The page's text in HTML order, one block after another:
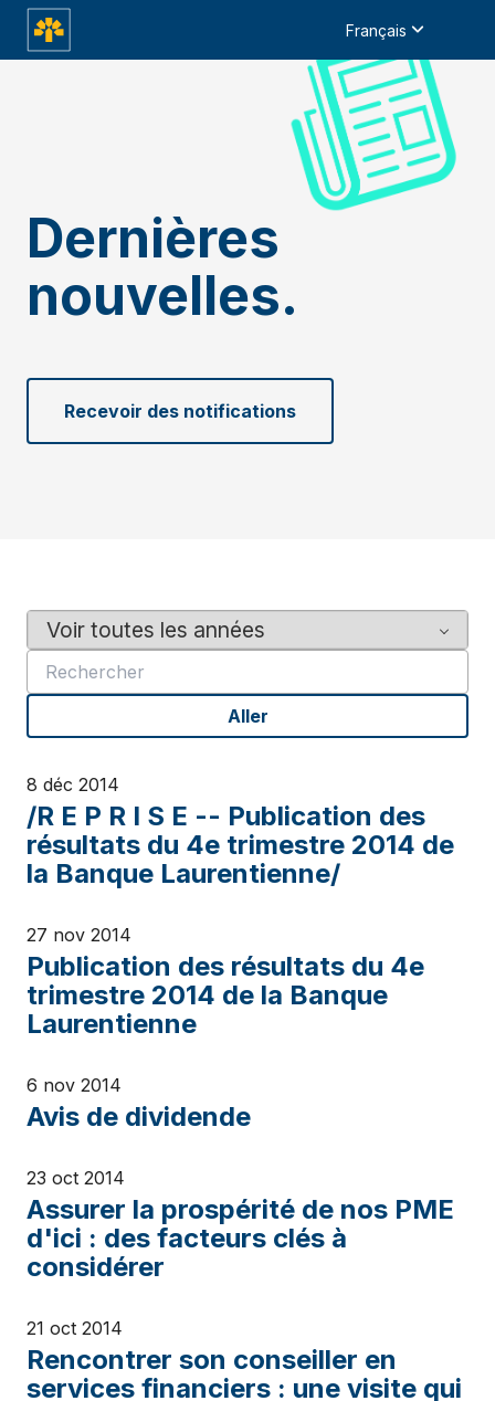
Français
Dernières
nouvelles.
Recevoir des notifications
e
r
o
s
c
é
Aller
8 déc 2014
/R E P R I S E -- Publication des
résultats du 4e trimestre 2014 de
la Banque Laurentienne/
27 nov 2014
Publication des résultats du 4e
trimestre 2014 de la Banque
Laurentienne
6 nov 2014
Avis de dividende
23 oct 2014
Assurer la prospérité de nos PME
d'ici : des facteurs clés à
considérer
21 oct 2014
Rencontrer son conseiller en
services financiers : une visite qui